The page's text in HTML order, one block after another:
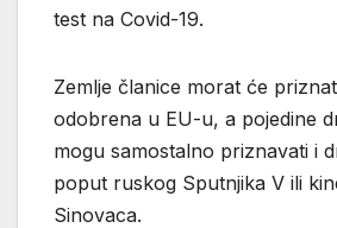
test na Covid-19.
Zemlje članice morat će
odobrena u EU-u, a pojedine
mogu samostalno priznavati i
poput ruskog Sputnjika V ili
Sinovaca.